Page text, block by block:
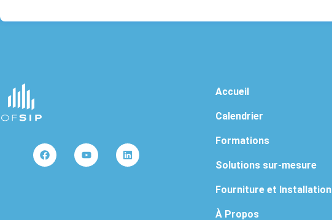
Accueil
Calendrier
Formations
Solutions sur-mesure
Fourniture et Installation
À Propos